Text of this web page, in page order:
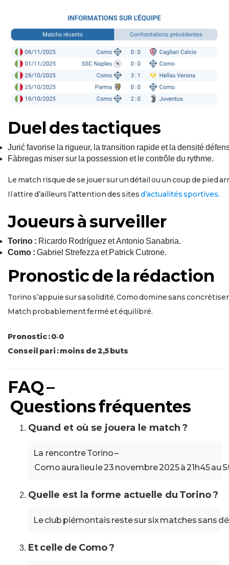
Duel des tactiques
Jurić favorise la rigueur, la transition rapide et la densité
Fàbregas miser sur la possession et le contrôle du rythme.
Le match risque de se jouer sur un détail ou un coup de pied
Il attire d’ailleurs l’attention des sitesd’actualités sportives.
Joueurs à surveiller
Torino : Ricardo Rodríguez et Antonio Sanabria.
Como : Gabriel Strefezza et Patrick Cutrone.
Pronostic de la rédaction
Torino s’appuie sur sa solidité, Como domine sans
Match probablement fermé et équilibré.
Pronostic : 0‑0
Conseil pari : moins de 2,5 buts
FAQ –
Questions fréquentes
Quand et où se jouera le match ?
La rencontre Torino –
Como aura lieu le 23 novembre 2025 à 21h45 au
Quelle est la forme actuelle du Torino ?
Le club piémontais reste sur six matches sans
Et celle de Como ?